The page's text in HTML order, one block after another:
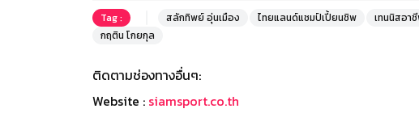
Tag : สลักทิพย์ อุ่นเมือง ไทยแลนด์แชมป์เปี้ยนชิพ เทนนิสอา
กฤติน โกยกุล
ติดตามช่องทางอื่นๆ:
Website : siamsport.co.th